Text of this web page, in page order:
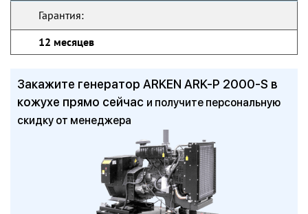
Гарантия:
12 месяцев
Закажите генератор ARKEN ARK-P 2000-S в
кожухе прямо сейчас и получите персональную
скидку от менеджера